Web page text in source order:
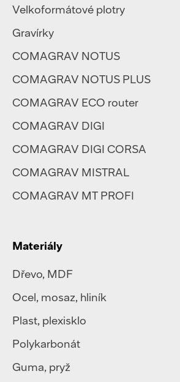
Velkoformátové plotry
Gravírky
COMAGRAV NOTUS
COMAGRAV NOTUS PLUS
COMAGRAV ECO router
COMAGRAV DIGI
COMAGRAV DIGI CORSA
COMAGRAV MISTRAL
COMAGRAV MT PROFI
Materiály
Dřevo, MDF
Ocel, mosaz, hliník
Plast, plexisklo
Polykarbonát
Guma, pryž